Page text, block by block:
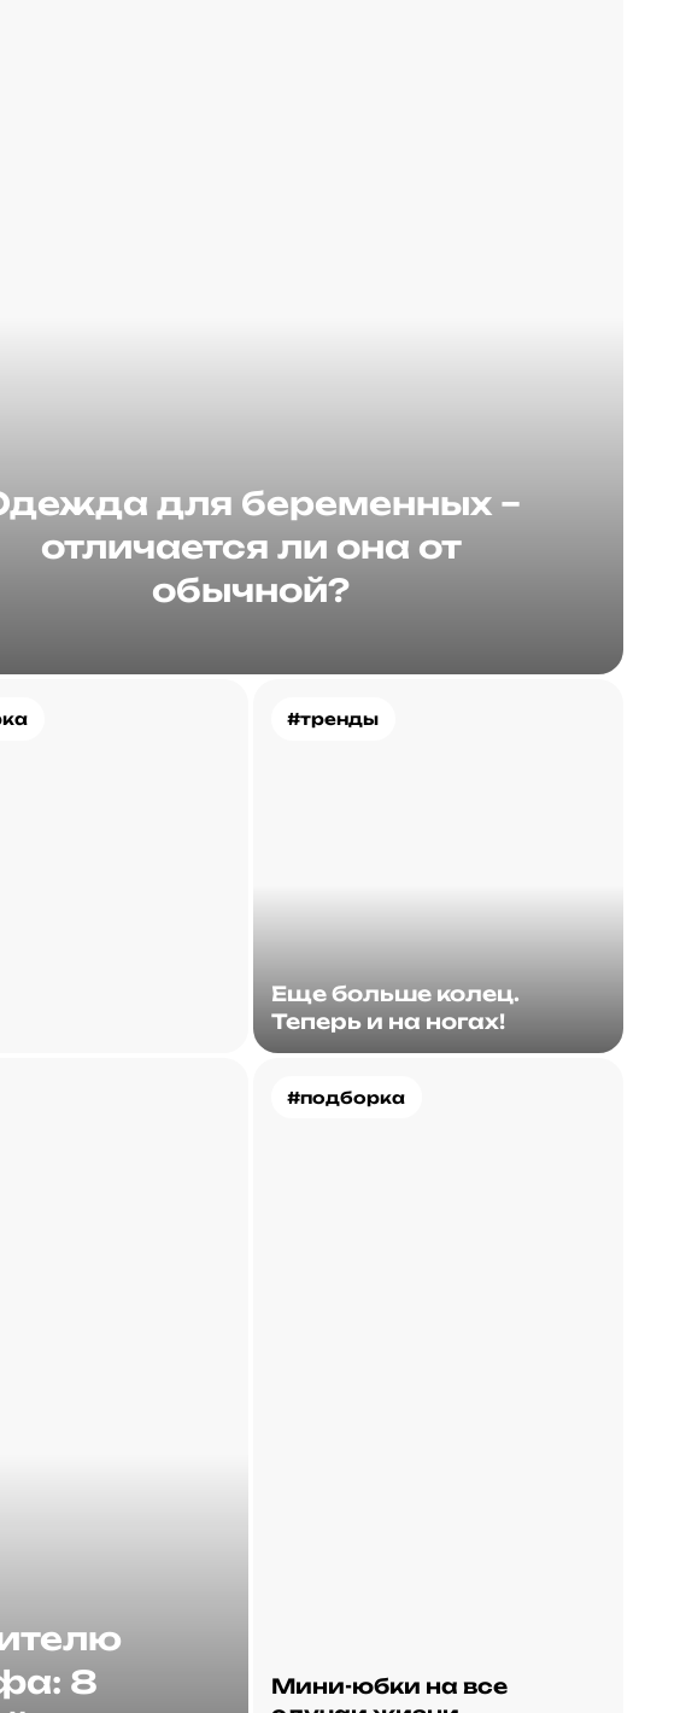
для беременных –
отличается ли она от
обычной?
#тренды
Еще больше колец.
Теперь и на ногах!
8
#подборка
Мини-юбки на все